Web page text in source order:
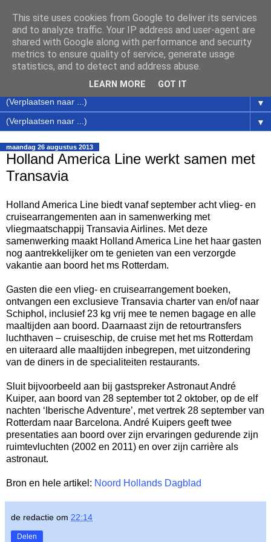
Cruise en Ferry Nieuws
Nieuws over cruises en ferries en acties van de cruise
maatschappijen / rederijen / aanbieders
▼
▼
maandag 26 augustus 2013
Holland America Line werkt samen met
Transavia
Holland America Line biedt vanaf september acht vlieg- en
cruisearrangementen aan in samenwerking met
vliegmaatschappij Transavia Airlines. Met deze
samenwerking maakt Holland America Line het haar gasten
nog aantrekkelijker om te genieten van een verzorgde
vakantie aan boord het ms Rotterdam.
Gasten die een vlieg- en cruisearrangement boeken,
ontvangen een exclusieve Transavia charter van en/of naar
Schiphol, inclusief 23 kg vrij mee te nemen bagage en alle
maaltijden aan boord. Daarnaast zijn de retourtransfers
luchthaven – cruiseschip, de cruise met het ms Rotterdam
en uiteraard alle maaltijden inbegrepen, met uitzondering
van de diners in de specialiteiten restaurants.
Sluit bijvoorbeeld aan bij gastspreker Astronaut André
Kuiper, aan boord van 28 september tot 2 oktober, op de elf
nachten ‘Iberische Adventure’, met vertrek 28 september van
Rotterdam naar Barcelona. André Kuipers geeft twee
presentaties aan boord over zijn ervaringen gedurende zijn
ruimtevluchten (2002 en 2011) en over zijn carrière als
astronaut.
Bron en hele artikel: Noord Hollands Dagblad
de redactie om 22:14
Delen
This site uses cookies from Google to deliver its services
and to analyze traffic. Your IP address and user-agent are
shared with Google along with performance and security
metrics to ensure quality of service, generate usage
statistics, and to detect and address abuse.
LEARN MORE GOT IT